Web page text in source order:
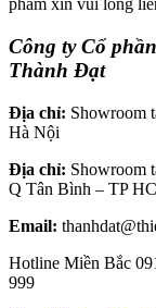
phẩm xin vui lòng
Công ty Cổ
Thành Đạt
Địa chỉ: Showroom
Hà Nội
Địa chỉ: Showroom
Q Tân Bình – TP
Email:
Hotline Miền Bắc
999